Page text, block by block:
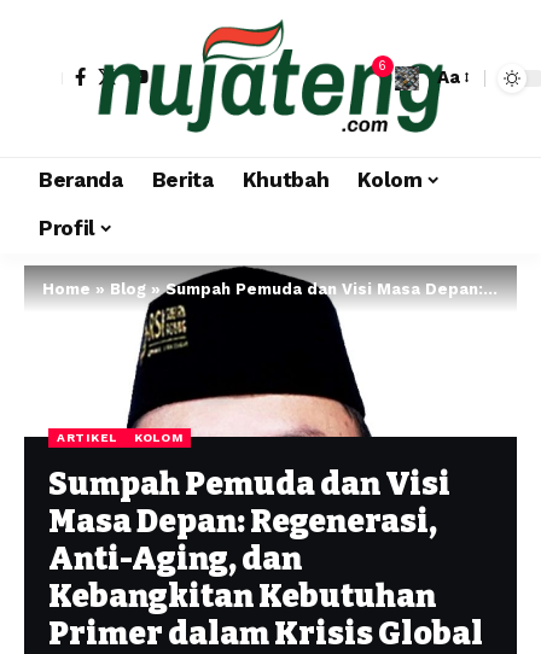
6
Aa
Beranda Berita Khutbah
Kolom
Profil
Home»Blog»Sumpah Pemuda dan Visi Masa Depan: Regenerasi, Anti-Aging, dan Kebangkitan Kebutuhan Primer dalam Krisis Global
ARTIKEL KOLOM
Sumpah Pemuda dan Visi
Masa Depan: Regenerasi,
Anti-Aging, dan
Kebangkitan Kebutuhan
Primer dalam Krisis Global